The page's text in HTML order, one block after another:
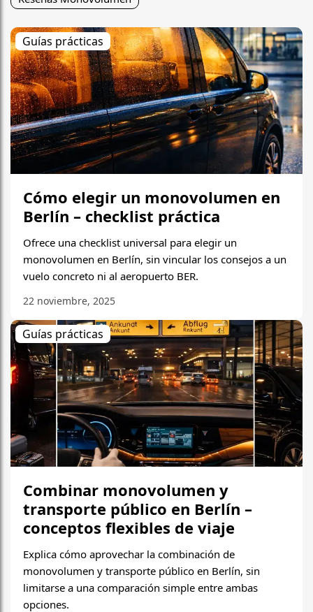
Guías prácticas
Cómo elegir un monovolumen en
Berlín – checklist práctica
Ofrece una checklist universal para elegir un
monovolumen en Berlín, sin vincular los consejos a un
vuelo concreto ni al aeropuerto BER.
22 noviembre, 2025
Guías prácticas
Combinar monovolumen y
transporte público en Berlín –
conceptos flexibles de viaje
Explica cómo aprovechar la combinación de
monovolumen y transporte público en Berlín, sin
limitarse a una comparación simple entre ambas
opciones.